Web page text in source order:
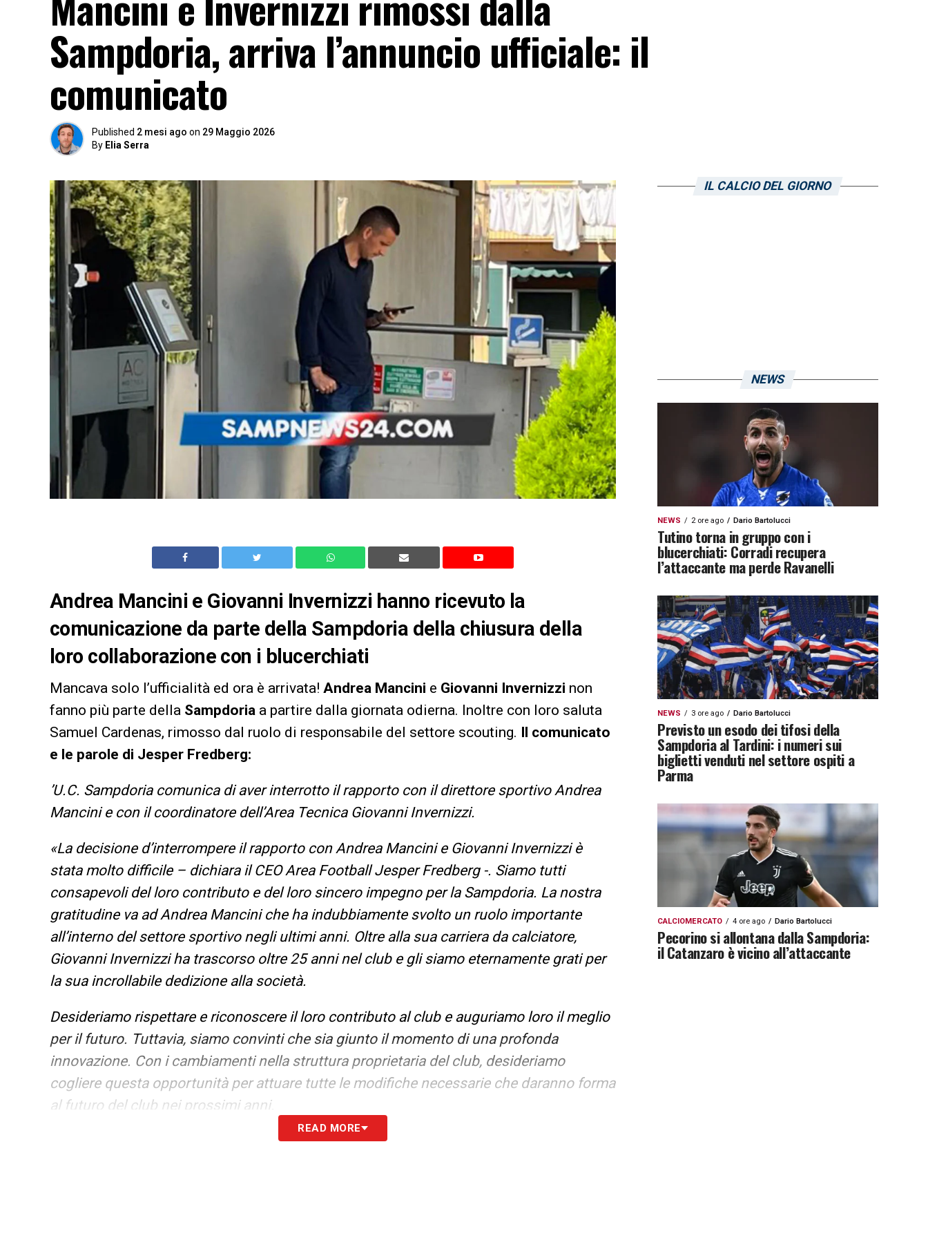
Sampdoria, arriva l’annuncio ufficiale: il
comunicato
Published 2 mesi ago on 29 Maggio 2026
By Elia Serra
Andrea Mancini e Giovanni Invernizzi hanno ricevuto la
comunicazione da parte della Sampdoria della chiusura della
loro collaborazione con i blucerchiati
Mancava solo l’ufficialità ed ora è arrivata! Andrea Mancini e Giovanni Invernizzi non
fanno più parte della Sampdoria a partire dalla giornata odierna. Inoltre con loro saluta
Samuel Cardenas, rimosso dal ruolo di responsabile del settore scouting. Il comunicato
e le parole di Jesper Fredberg:
’U.C. Sampdoria comunica di aver interrotto il rapporto con il direttore sportivo Andrea
Mancini e con il coordinatore dell’Area Tecnica Giovanni Invernizzi.
«La decisione d’interrompere il rapporto con Andrea Mancini e Giovanni Invernizzi è
stata molto difficile – dichiara il CEO Area Football Jesper Fredberg -. Siamo tutti
consapevoli del loro contributo e del loro sincero impegno per la Sampdoria. La nostra
gratitudine va ad Andrea Mancini che ha indubbiamente svolto un ruolo importante
all’interno del settore sportivo negli ultimi anni. Oltre alla sua carriera da calciatore,
Giovanni Invernizzi ha trascorso oltre 25 anni nel club e gli siamo eternamente grati per
la sua incrollabile dedizione alla società.
Desideriamo rispettare e riconoscere il loro contributo al club e auguriamo loro il meglio
per il futuro. Tuttavia, siamo convinti che sia giunto il momento di una profonda
innovazione. Con i cambiamenti nella struttura proprietaria del club, desideriamo
cogliere questa opportunità per attuare tutte le modifiche necessarie che daranno forma
al futuro del club nei prossimi anni.
Non possiamo permetterci di perdere ulteriore tempo per riportare questo club sulla
READ MORE
IL CALCIO DEL GIORNO
NEWS
NEWS 2 ore ago Dario Bartolucci
Tutino torna in gruppo con i
blucerchiati: Corradi recupera
l’attaccante ma perde Ravanelli
NEWS 3 ore ago Dario Bartolucci
Previsto un esodo dei tifosi della
Sampdoria al Tardini: i numeri sui
biglietti venduti nel settore ospiti a
Parma
CALCIOMERCATO 4 ore ago Dario Bartolucci
Pecorino si allontana dalla Sampdoria:
il Catanzaro è vicino all’attaccante